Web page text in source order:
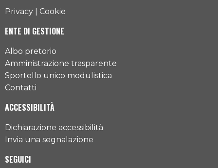
Privacy Cookie
ENTE DI GESTIONE
Albo pretorio
Amministrazione trasparente
Sportello unico modulistica
Contatti
ACCESSIBILITÀ
Dichiarazione accessibilità
Invia una segnalazione
SEGUICI